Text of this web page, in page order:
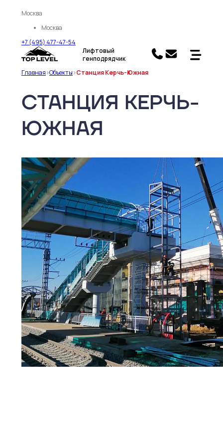
Москва
Москва
+7 (495) 477-47-54
Лифтовый
генподрядчик
Главная>Объекты>Станция Керчь-Южная
СТАНЦИЯ КЕРЧЬ-
ЮЖНАЯ